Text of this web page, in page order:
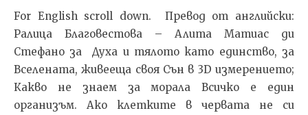
For English scroll down. Превод от английски:
Ралица Благовестова – Алита Матиас ди
Стефано за Духа и тялото като единство, за
Вселената, живееща своя Сън в 3D измерението;
Какво не знаем за морала Всичко е един
организъм. Ако клетките в червата не си